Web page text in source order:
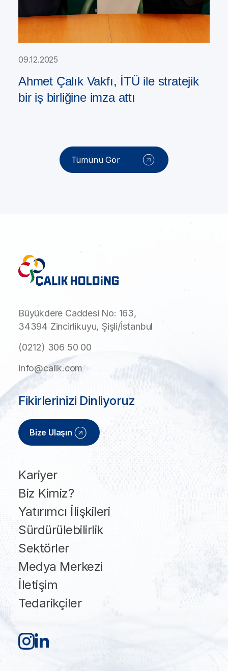
09.12.2025
Ahmet Çalık Vakfı, İTÜ ile stratejik
bir iş birliğine imza attı
Tümünü Gör
Büyükdere Caddesi No: 163,
34394 Zincirlikuyu, Şişli/İstanbul
(0212) 306 50 00
info@calik.com
Kariyer
Biz Kimiz?
Yatırımcı İlişkileri
Sürdürülebilirlik
Sektörler
Medya Merkezi
İletişim
Tedarikçiler
Fikirlerinizi Dinliyoruz
Bize Ulaşın